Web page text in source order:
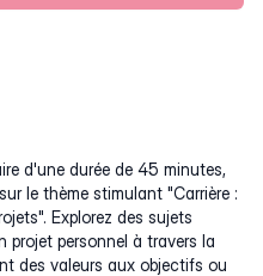
d'une durée de 45 minutes,
le thème stimulant "Carrière :
Explorez des sujets
personnel à travers la
des valeurs aux objectifs ou